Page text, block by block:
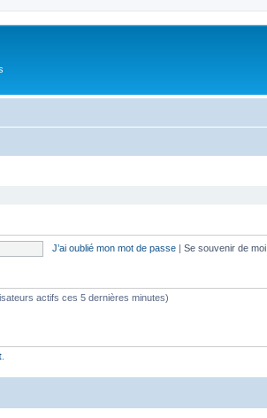
J’ai oublié mon mot de passe | Se souvenir de moi
actifs ces 5 dernières minutes)